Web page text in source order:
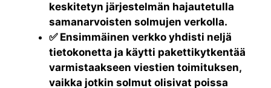
keskitetyn järjestelmän hajautetulla
samanarvoisten solmujen verkolla.
✅ Ensimmäinen verkko yhdisti neljä
tietokonetta ja käytti pakettikytkentää
varmistaakseen viestien toimituksen,
vaikka jotkin solmut olisivat poissa